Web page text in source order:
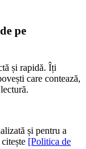
pe
și rapidă. Îți
care contează,
și pentru a
[Politica de